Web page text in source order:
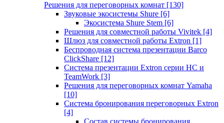
Решения для переговорных комнат [130]
Звуковые экосистемы Shure [6]
Экосистема Shure Stem [6]
Решения для совместной работы Vivitek [4]
Шлюз для совместной работы Extron [1]
Беспроводная система презентации Barco
ClickShare [12]
Система презентации Extron серии HC и
TeamWork [3]
Решения для переговорных комнат Yamaha
[10]
Система бронирования переговорных Extron
[4]
Состав системы бронирования